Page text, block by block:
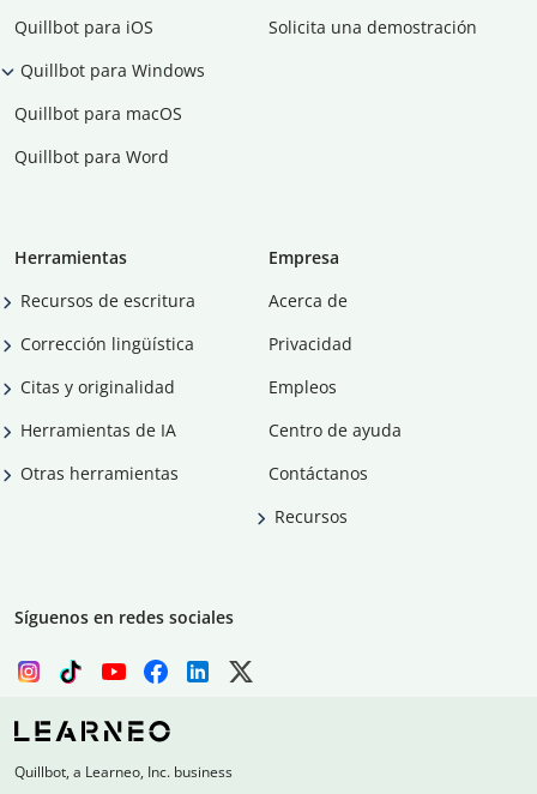
Quillbot para iOS
Quillbot para Windows
Quillbot para macOS
Quillbot para Word
Solicita una demostración
Herramientas
Recursos de escritura
Corrección lingüística
Citas y originalidad
Herramientas de IA
Otras herramientas
Empresa
Acerca de
Privacidad
Empleos
Centro de ayuda
Contáctanos
Recursos
Síguenos en redes sociales
Quillbot, a Learneo, Inc. business